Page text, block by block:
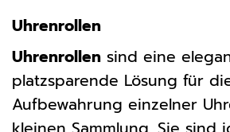
Uhrenrollen
Uhrenrollen sind eine
platzsparende Lösung für
Aufbewahrung einzelner